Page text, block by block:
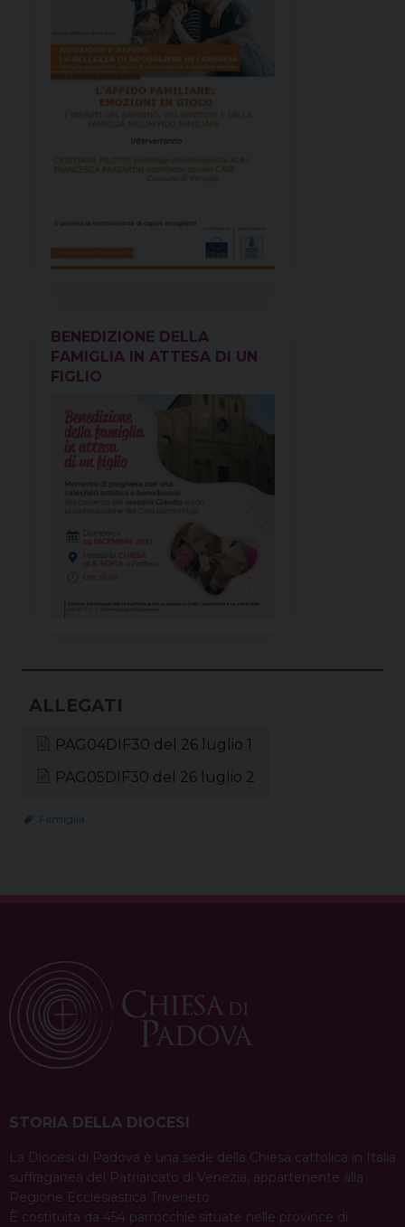
BENEDIZIONE DELLA
FAMIGLIA IN ATTESA DI UN
FIGLIO
PAG04DIF30 del 26 luglio 1
PAG05DIF30 del 26 luglio 2
Famiglia
STORIA DELLA DIOCESI
La Diocesi di Padova è una sede della Chiesa cattolica in Italia
suffraganea del Patriarcato di Venezia, appartenente alla
Regione Ecclesiastica Triveneto.
È costituita da 454 parrocchie situate nelle province di